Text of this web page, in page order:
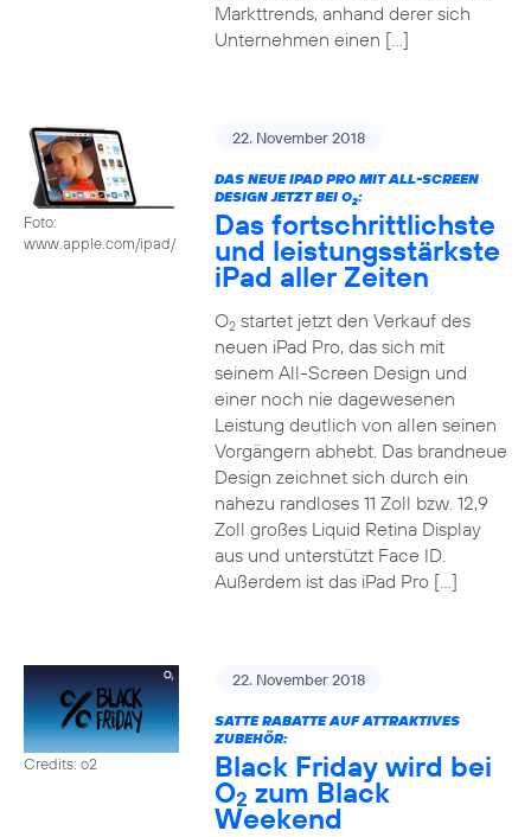
Markttrends, anhand derer sich
Unternehmen einen […]
Foto:
www.apple.com/ipad/
22. November 2018
DAS NEUE IPAD PRO MIT ALL-SCREEN
DESIGN JETZT BEI O2:
Das fortschrittlichste
und leistungsstärkste
iPad aller Zeiten
O2startet jetzt den Verkauf des
neuen iPad Pro, das sich mit
seinem All-Screen Design und
einer noch nie dagewesenen
Leistung deutlich von allen seinen
Vorgängern abhebt. Das brandneue
Design zeichnet sich durch ein
nahezu randloses 11 Zoll bzw. 12,9
Zoll großes Liquid Retina Display
aus und unterstützt Face ID.
Außerdem ist das iPad Pro […]
Credits: o2
22. November 2018
SATTE RABATTE AUF ATTRAKTIVES
ZUBEHÖR:
Black Friday wird bei
O2 zum Black
Weekend